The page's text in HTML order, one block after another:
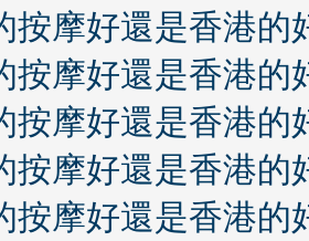
按摩好還是香港的
按摩好還是香港的
按摩好還是香港的
按摩好還是香港的
按摩好還是香港的